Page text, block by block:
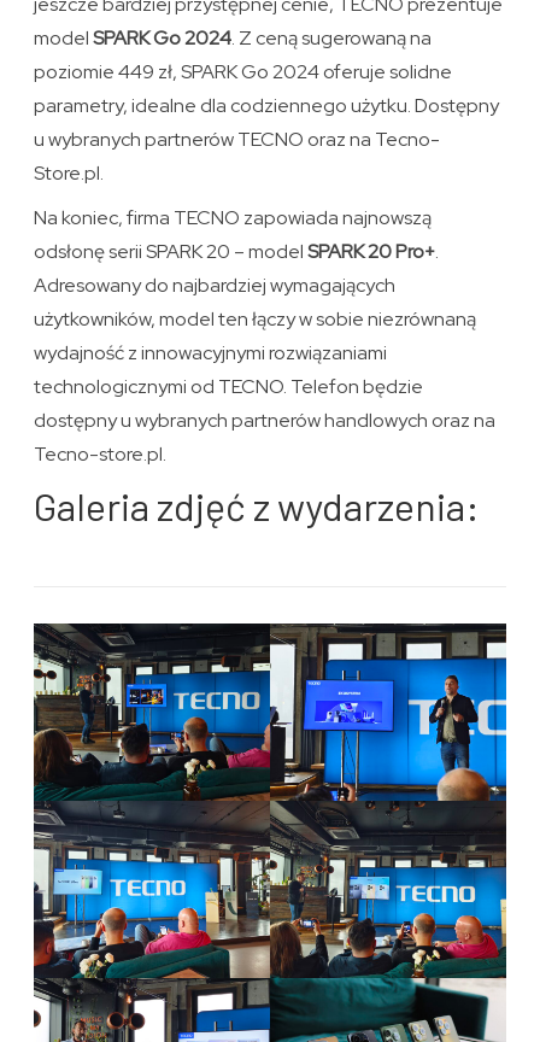
modelSPARK Go 2024. Z ceną sugerowaną na
poziomie 449 zł, SPARK Go 2024 oferuje solidne
parametry, idealne dla codziennego użytku. Dostępny
u wybranych partnerów TECNO oraz na Tecno-
Store.pl.
Na koniec, firma TECNO zapowiada najnowszą
odsłonę serii SPARK 20 – modelSPARK 20 Pro+.
Adresowany do najbardziej wymagających
użytkowników, model ten łączy w sobie niezrównaną
wydajność z innowacyjnymi rozwiązaniami
technologicznymi od TECNO. Telefon będzie
dostępny u wybranych partnerów handlowych oraz na
Tecno-store.pl.
Galeria zdjęć z wydarzenia: